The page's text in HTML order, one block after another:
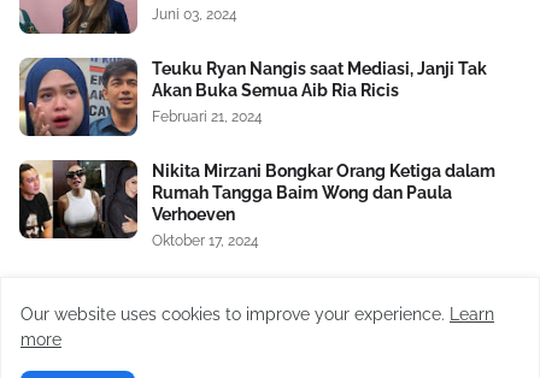
Juni 03, 2024
Teuku Ryan Nangis saat Mediasi, Janji Tak
Akan Buka Semua Aib Ria Ricis
Februari 21, 2024
Nikita Mirzani Bongkar Orang Ketiga dalam
Rumah Tangga Baim Wong dan Paula
Verhoeven
Oktober 17, 2024
Dibongkar, Berawal Sakit Hati pada Baim
Our website uses cookies to improve your experience.
Learn
more